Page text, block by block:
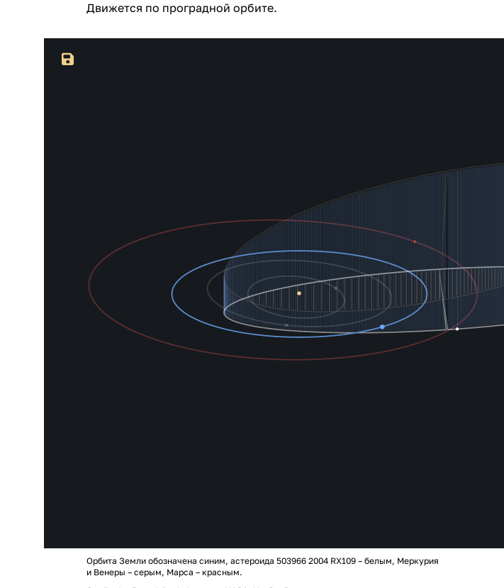
Движется по проградной орбите.
Орбита Земли обозначена синим, астероида 503966 2004 RX109 – белым, Меркурия
и Венеры – серым, Марса – красным.